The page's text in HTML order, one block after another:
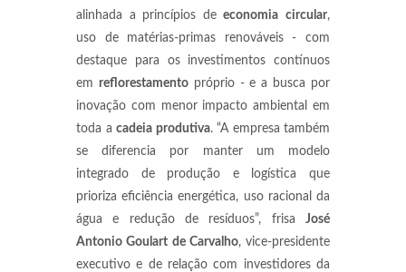
alinhada a princípios deeconomia circular,
uso de matérias-primas renováveis - com
destaque para os investimentos contínuos
em reflorestamentopróprio - e a busca por
inovação com menor impacto ambiental em
toda a cadeia produtiva. “A empresa também
se diferencia por manter um modelo
integrado de produção e logística que
prioriza eficiência energética, uso racional da
água e redução de resíduos”, frisa José
Antonio Goulart de Carvalho, vice-presidente
executivo e de relação com investidores da